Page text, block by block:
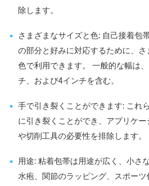
除します。
さまざまなサイズと色: 自己接着包
の部分と好みに対応するために、さ
色で利用できます。 一般的な幅は
チ、および4インチを含む。
手で引き裂くことができます: これ
に引き裂くことができ、アプリケ
や切削工具の必要性を排除します。
用途: 粘着包帯は用途が広く、小さ
水疱、関節のラッピング、スポー